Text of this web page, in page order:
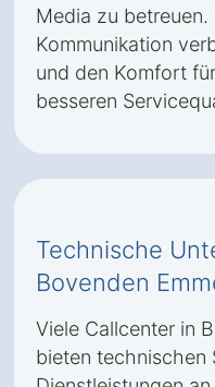
Media zu
Kommunikation
und den Komfort
besseren
Technische
Bovenden
Viele Callcenter in
bieten technischen